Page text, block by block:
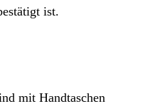
ist.
mit Handtaschen